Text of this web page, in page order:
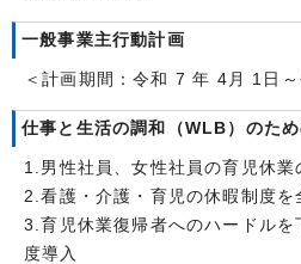
一般事業主行動計画
＜計画期間：令和 7 年 4月 1日
仕事と生活の調和（WLB）のた
1.男性社員、女性社員の育児休業
2.看護・介護・育児の休暇制度を
3.育児休業復帰者へのハードルを
度導入